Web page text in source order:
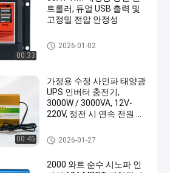
00:33
트롤러, 듀얼 USB 출력 및
고정밀 전압 안정성
PWM 태양 충전 컨트롤러
2026-01-02
00:45
가정용 수정 사인파 태양광
UPS 인버터 충전기,
3000W / 3000VA, 12V-
220V, 정전 시 연속 전원 공
UPS 충전기 인버터
2026-01-27
2000 와트 순수 시노파 인